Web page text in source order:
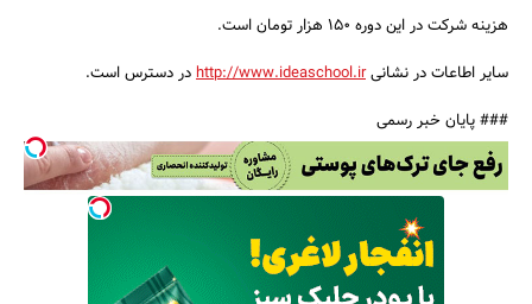
هزینه شرکت در این دوره 150 هزار تومان است.
سایر اطاعات در نشانیhttp://www.ideaschool.irدر دسترس است.
### پایان خبر رسمی